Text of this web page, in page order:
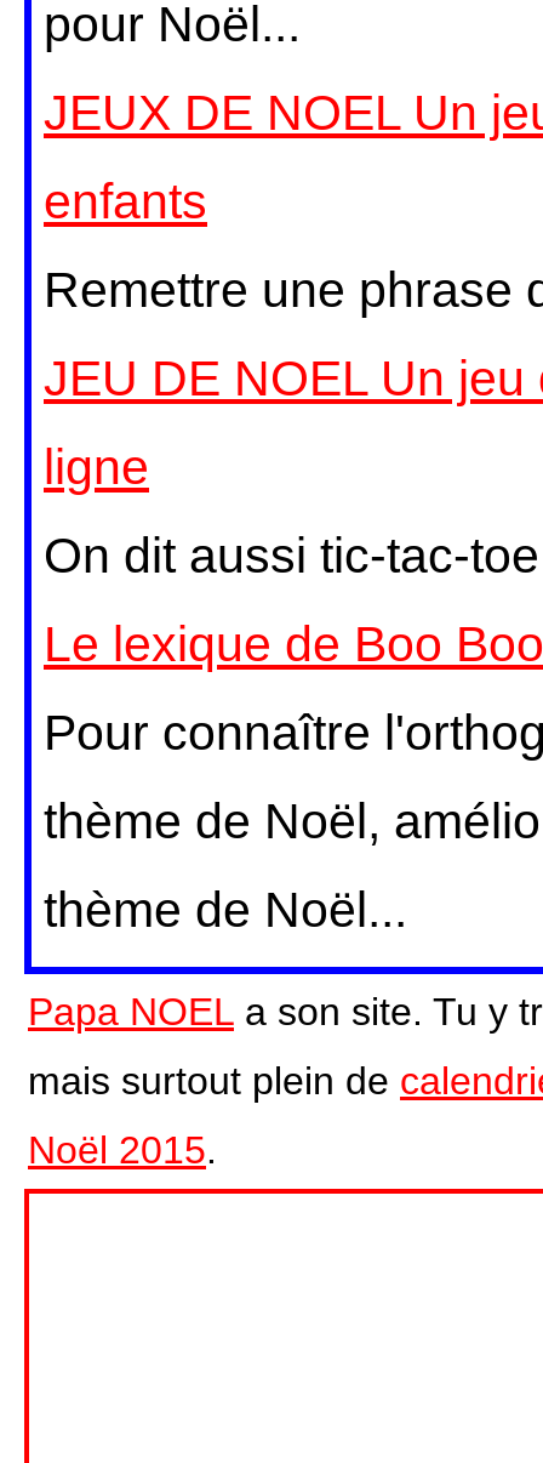
pour Noël...
JEUX DE NOEL Un
enfants
Remettre une phrase
JEU DE NOEL Un
ligne
On dit aussi tic-tac-
Le lexique de Boo
Pour connaître
thème de Noël,
thème de Noël...
Papa NOEL a son site. Tu y
mais surtout plein de
Noël 2015.